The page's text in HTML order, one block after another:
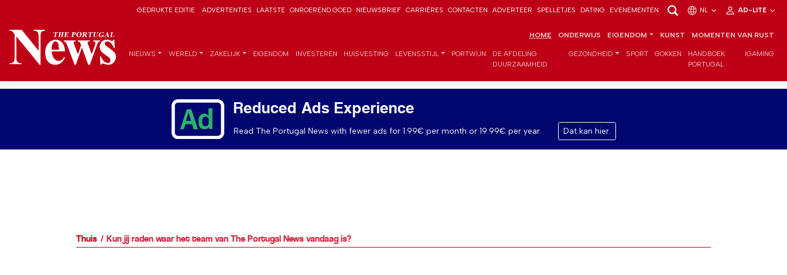
GEDRUKTE EDITIE ADVERTENTIES LAATSTE ONROEREND GOED NIEUWSBRIEF CARRIÈRES CONTACTEN ADVERTEER SPELLETJES DATING EVENEMENTEN NL AD-LITE
HOME ONDERWIJS EIGENDOM KUNST MOMENTEN VAN RUST
NIEUWS WERELD ZAKELIJK EIGENDOM INVESTEREN HUISVESTING LEVENSSTIJL PORTWIJN
DE AFDELING
DUURZAAMHEID
GEZONDHEID SPORT GOKKEN
HANDBOEK
PORTUGAL
IGAMING
Reduced Ads Experience
Read The Portugal News with fewer ads for 1.99€ per month or 19.99€ per year. Dat kan hier.
Thuis Kun jij raden waar het team van The Portugal News vandaag is?